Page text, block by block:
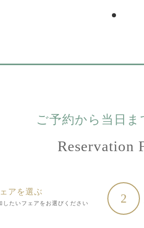
ご予約から当日ま
Reservation
アを選ぶ
したいフェアをお選びください 2